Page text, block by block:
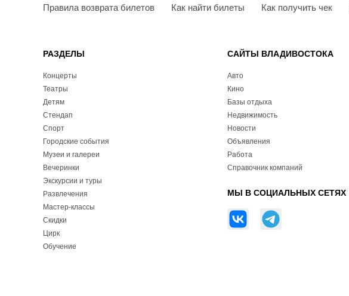
Правила возврата билетов Как найти билеты Как получить чек
РАЗДЕЛЫ
Концерты
Театры
Детям
Стендап
Спорт
Городские события
Музеи и галереи
Вечеринки
Экскурсии и туры
Развлечения
Мастер-классы
Скидки
Цирк
Обучение
САЙТЫ ВЛАДИВОСТОКА
Авто
Кино
Базы отдыха
Недвижимость
Новости
Объявления
Работа
Справочник компаний
МЫ В СОЦИАЛЬНЫХ СЕТЯХ